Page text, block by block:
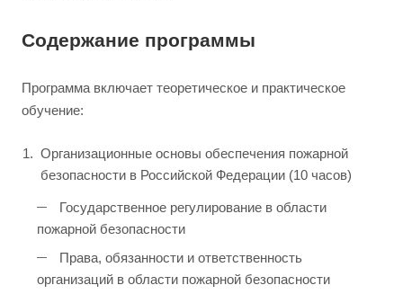
Содержание программы
Программа включает теоретическое и практическое
обучение:
Организационные основы обеспечения пожарной
безопасности в Российской Федерации (10 часов)
Государственное регулирование в области
пожарной безопасности
Права, обязанности и ответственность
организаций в области пожарной безопасности